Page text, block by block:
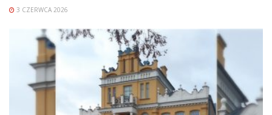
3 CZERWCA 2026